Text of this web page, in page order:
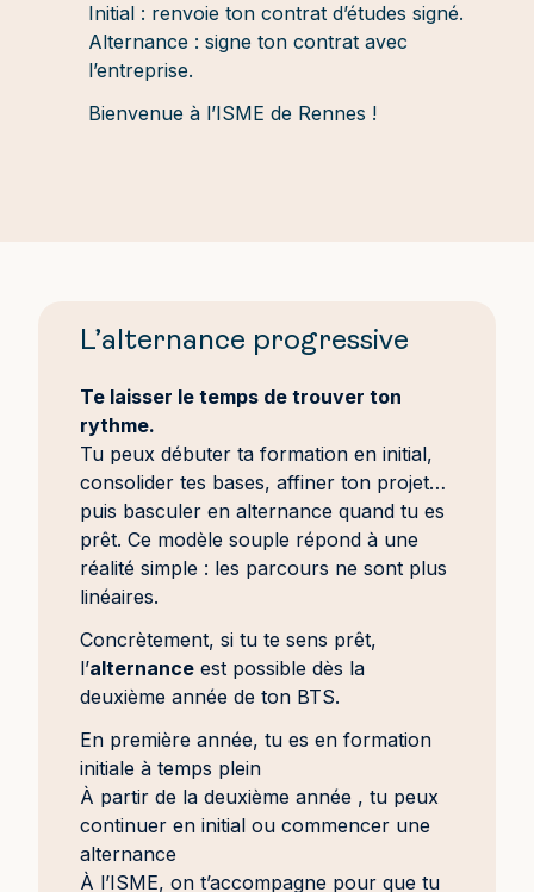
Initial : renvoie ton contrat d’études signé.
Alternance : signe ton contrat avec
l’entreprise.
Bienvenue à l’ISME de Rennes !
L’alternance progressive
Te laisser le temps de trouver ton
rythme.
Tu peux débuter ta formation en initial,
consolider tes bases, affiner ton projet…
puis basculer en alternance quand tu es
prêt. Ce modèle souple répond à une
réalité simple : les parcours ne sont plus
linéaires.
Concrètement, si tu te sens prêt,
l’alternance est possible dès la
deuxième année de ton BTS.
En première année, tu es en formation
initiale à temps plein
À partir de la deuxième année , tu peux
continuer en initial ou commencer une
alternance
À l’ISME, on t’accompagne pour que tu